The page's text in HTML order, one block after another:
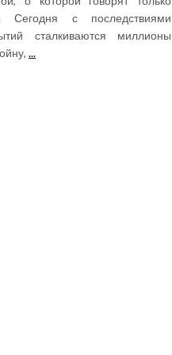
Сегодня с последствиями
сталкиваются миллионы
...